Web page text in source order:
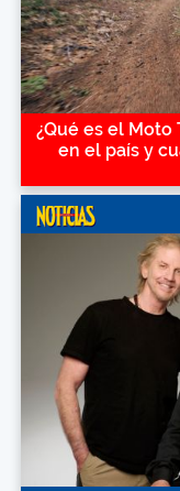
¿Qué es el
en el país y